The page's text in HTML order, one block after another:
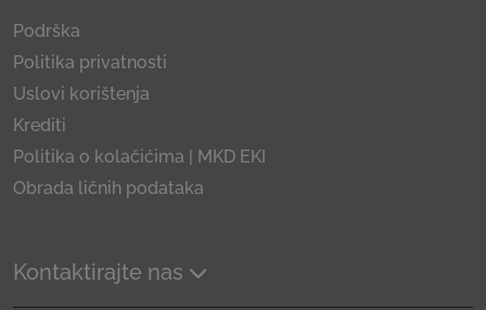
Podrška
Politika privatnosti
Uslovi korištenja
Krediti
Politika o kolačićima | MKD EKI
Obrada ličnih podataka
Kontaktirajte nas